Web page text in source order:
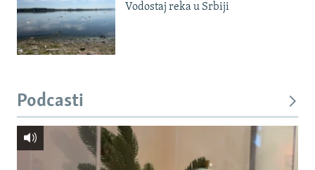
Vodostaj reka u Srbiji
Podcasti